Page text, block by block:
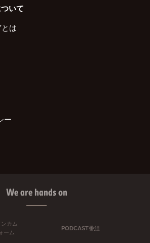
いて
は
ー
We are hands on
カム
ーム
PODCAST番組